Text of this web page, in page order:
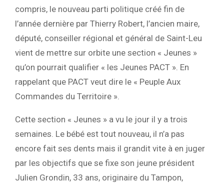
compris, le nouveau parti politique créé fin de
l’année dernière par Thierry Robert, l’ancien maire,
député, conseiller régional et général de Saint-Leu
vient de mettre sur orbite une section « Jeunes »
qu’on pourrait qualifier « les Jeunes PACT ». En
rappelant que PACT veut dire le « Peuple Aux
Commandes du Territoire ».
Cette section « Jeunes » a vu le jour il y a trois
semaines. Le bébé est tout nouveau, il n’a pas
encore fait ses dents mais il grandit vite à en juger
par les objectifs que se fixe son jeune président
Julien Grondin, 33 ans, originaire du Tampon,